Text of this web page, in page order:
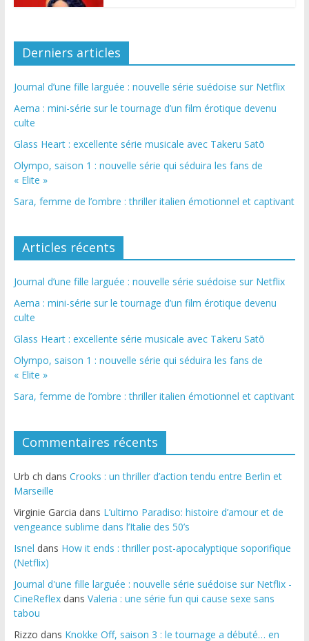
Derniers articles
Journal d’une fille larguée : nouvelle série suédoise sur Netflix
Aema : mini-série sur le tournage d’un film érotique devenu
culte
Glass Heart : excellente série musicale avec Takeru Satō
Olympo, saison 1 : nouvelle série qui séduira les fans de
« Elite »
Sara, femme de l’ombre : thriller italien émotionnel et captivant
Articles récents
Journal d’une fille larguée : nouvelle série suédoise sur Netflix
Aema : mini-série sur le tournage d’un film érotique devenu
culte
Glass Heart : excellente série musicale avec Takeru Satō
Olympo, saison 1 : nouvelle série qui séduira les fans de
« Elite »
Sara, femme de l’ombre : thriller italien émotionnel et captivant
Commentaires récents
Urb ch dans Crooks : un thriller d’action tendu entre Berlin et
Marseille
Virginie Garcia dans L’ultimo Paradiso: histoire d’amour et de
vengeance sublime dans l’Italie des 50’s
Isnel dans How it ends : thriller post-apocalyptique soporifique
(Netflix)
Journal d'une fille larguée : nouvelle série suédoise sur Netflix -
CineReflexdans Valeria : une série fun qui cause sexe sans
tabou
Rizzo dans Knokke Off, saison 3 : le tournage a débuté… en